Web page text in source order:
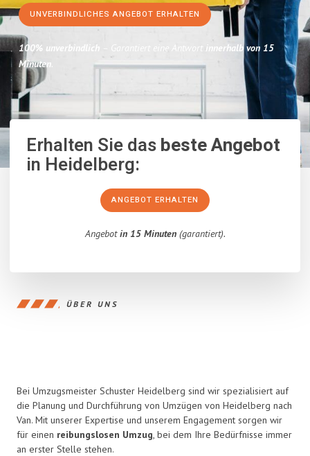
UNVERBINDLICHES ANGEBOT ERHALTEN
100% unverbindlich – Garantiert eine Antwort innerhalb von 15
Minuten.
Erhalten Sie dasbeste Angebot
in Heidelberg:
ANGEBOT ERHALTEN
Angebotin 15 Minuten(garantiert).
ÜBER UNS
Bei Umzugsmeister Schuster Heidelberg sind wir spezialisiert auf
die Planung und Durchführung von Umzügen von Heidelberg nach
Van. Mit unserer Expertise und unserem Engagement sorgen wir
für einen reibungslosen Umzug, bei dem Ihre Bedürfnisse immer
an erster Stelle stehen.